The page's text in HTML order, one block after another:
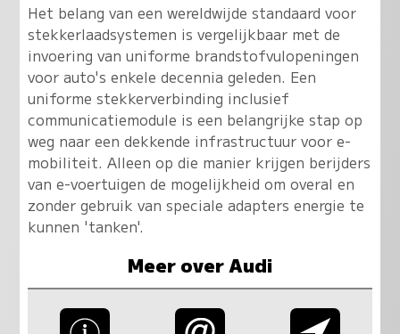
Het belang van een wereldwijde standaard voor
stekkerlaadsystemen is vergelijkbaar met de
invoering van uniforme brandstofvulopeningen
voor auto's enkele decennia geleden. Een
uniforme stekkerverbinding inclusief
communicatiemodule is een belangrijke stap op
weg naar een dekkende infrastructuur voor e-
mobiliteit. Alleen op die manier krijgen berijders
van e-voertuigen de mogelijkheid om overal en
zonder gebruik van speciale adapters energie te
kunnen 'tanken'.
Meer over Audi